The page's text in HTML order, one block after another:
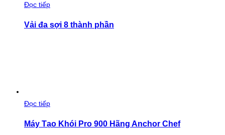
Đọc tiếp
Vải đa sợi 8 thành phần
Đọc tiếp
Máy Tạo Khói Pro 900 Hãng Anchor Chef